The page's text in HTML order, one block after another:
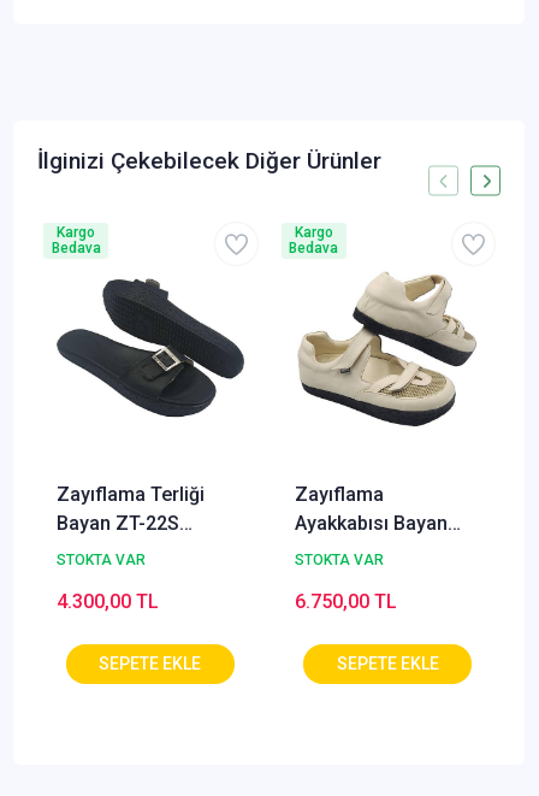
İlginizi Çekebilecek Diğer Ürünler
Zayıflama Terliği
Bayan ZT-22S
(Zayıflama ve
STOKTA VAR
4.300,00 TL
Kargo
Bedava
Zayıflama
Ayakkabısı Bayan
ZA-32J (Selülit ve
STOKTA VAR
6.750,00 TL
Kargo
Bedava